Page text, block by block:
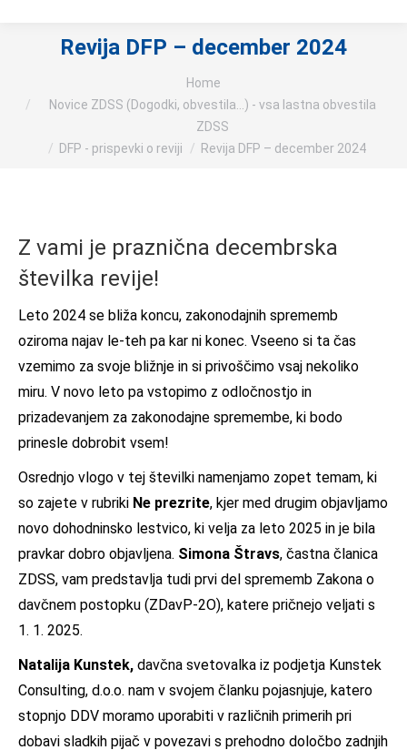
Revija DFP – december 2024
Home
Novice ZDSS (Dogodki, obvestila...) - vsa lastna obvestila
ZDSS
DFP - prispevki o reviji
Revija DFP – december 2024
Z vami je praznična decembrska
številka revije!
Leto 2024 se bliža koncu, zakonodajnih sprememb
oziroma najav le-teh pa kar ni konec. Vseeno si ta čas
vzemimo za svoje bližnje in si privoščimo vsaj nekoliko
miru. V novo leto pa vstopimo z odločnostjo in
prizadevanjem za zakonodajne spremembe, ki bodo
prinesle dobrobit vsem!
Osrednjo vlogo v tej številki namenjamo zopet temam, ki
so zajete v rubriki Ne prezrite, kjer med drugim objavljamo
novo dohodninsko lestvico, ki velja za leto 2025 in je bila
pravkar dobro objavljena. Simona Štravs, častna članica
ZDSS, vam predstavlja tudi prvi del sprememb Zakona o
davčnem postopku (ZDavP-2O), katere pričnejo veljati s
1. 1. 2025.
Natalija Kunstek, davčna svetovalka iz podjetja Kunstek
Consulting, d.o.o. nam v svojem članku pojasnjuje, katero
stopnjo DDV moramo uporabiti v različnih primerih pri
dobavi sladkih pijač v povezavi s prehodno določbo zadnjih